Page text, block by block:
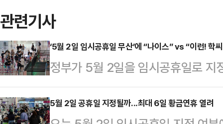
관련기사
‘5월 2일 임시공휴일 무산’에 “나이스” vs “이런! 학
정부가 5월 2일을 임시공휴일로 지
사이에서 다양한 반응이 쏟아지고
해 “(우리 회사는) 근로자의 날, 빨간 날 아니다. 안 쉬는 직장이 더 많다”, “1
5월 2일 공휴일 지정될까...최대 6일 황금연휴 열려